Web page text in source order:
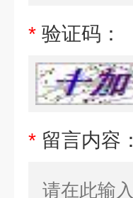
* 验证码：
* 留言内容：